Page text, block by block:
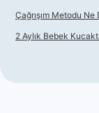
Çağrışım Metodu Ne
2 Aylık Bebek